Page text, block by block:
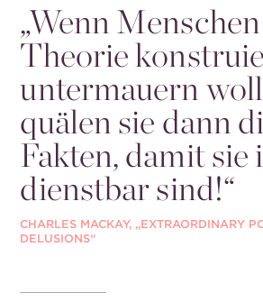
„Wenn
Theorie
untermauern
quälen sie dann
Fakten, damit sie
dienstbar sind!“
CHARLES MACKAY, „EXTRAORDINARY
DELUSIONS“